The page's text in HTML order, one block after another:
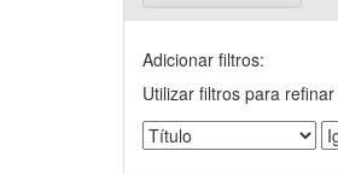
Adicionar filtros:
Utilizar filtros para